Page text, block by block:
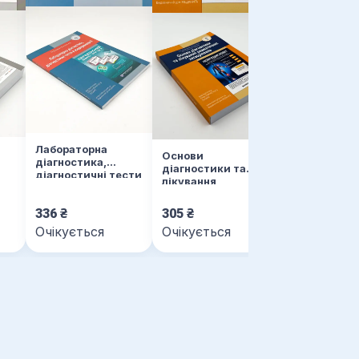
Лабораторна
діагностика,
діагностичні тести
336 ₴
Очікується
Основи
діагностики та
лікування
захворювань
305 ₴
Очікується